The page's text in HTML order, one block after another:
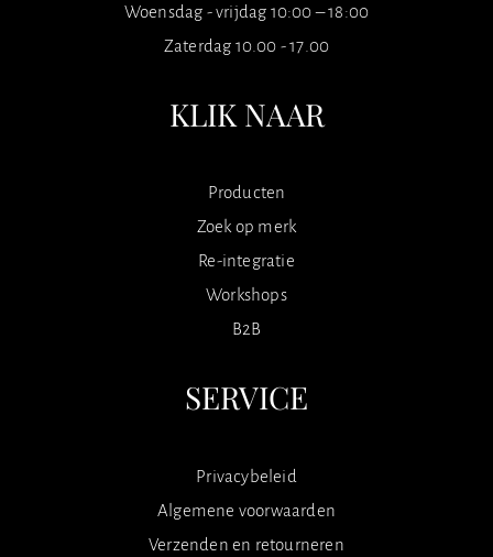
Woensdag - vrijdag 10:00 – 18:00
Zaterdag 10.00 - 17.00
KLIK NAAR
Producten
Zoek op merk
Re-integratie
Workshops
B2B
SERVICE
Privacybeleid
Algemene voorwaarden
Verzenden en retourneren